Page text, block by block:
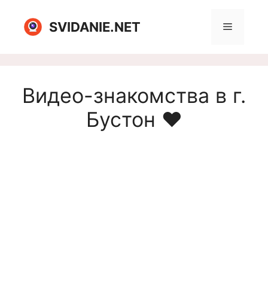
содержимому
SVIDANIE.NET Меню
Видео-знакомства в г.
Бустон ❤️